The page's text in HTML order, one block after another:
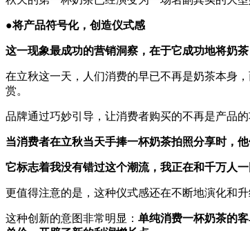
●将产品符号化，创造仪式感
这一现象最成功的营销洞察，在于它成功地将奶
在立秋这一天，人们消费的早已不再是奶茶本身
赏。
品牌通过巧妙引导，让消费者购买的不再是产品
当消费者在立秋当天手捧一杯奶茶拍照分享时，
它标志着我没有错过这个潮流，我正在和千万人
更值得注意的是，这种仪式感还在不断地演化和
这种创新的意图非常明显： 单纯消费一杯奶茶的